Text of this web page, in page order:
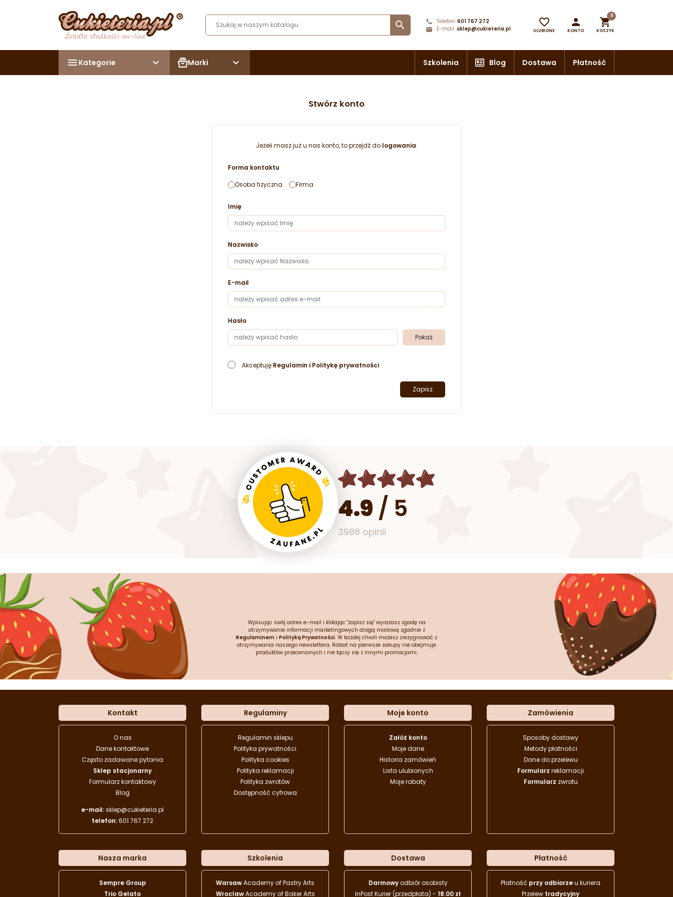
 Telefon: 601 767 272
E-mail: sklep@cukieteria.pl

ULUBIONE

KONTO

0
KOSZYK
Kategorie Marki Szkolenia Blog Dostawa Płatność
Stwórz konto
Jeżeli masz już u nas konto, to przejdź do logowania.
Forma kontaktu
Osoba fizyczna
Firma
Imię
Nazwisko
E-mail
Hasło
Pokaż
Akceptuję Regulamin i Politykę prywatności
Zapisz
4.9 / 5
3988 opinii
Wpisując swój adres e-mail i klikając "zapisz się" wyrażasz zgodę na
otrzymywanie informacji marketingowych drogą mailową zgodnie z
Regulaminem i Polityką Prywatności. W każdej chwili możesz zrezygnować z
otrzymywania naszego newslettera. Rabat na pierwsze zakupy nie obejmuje
produktów przecenionych i nie łączy się z innymi promocjami.
Kontakt
O nas
Dane kontaktowe
Często zadawane pytania
Sklep stacjonarny
Formularz kontaktowy
Blog
e-mail:sklep@cukieteria.pl
telefon:601 767 272
Regulaminy
Regulamin sklepu
Polityka prywatności
Polityka cookies
Polityka reklamacji
Polityka zwrotów
Dostępność cyfrowa
Moje konto
Załóż konto
Moje dane
Historia zamówień
Lista ulubionych
Moje rabaty
Zamówienia
Sposoby dostawy
Metody płatności
Dane do przelewu
Formularz reklamacji
Formularz zwrotu
Nasza marka
Sempre Group
Trio Gelato
Szkolenia
WarsawAcademy of Pastry Arts
WroclawAcademy of Baker Arts
Dostawa
Darmowyodbiór osobisty
InPost Kurier (przedpłata) - 18.00 zł
Płatność
Płatność przy odbiorzeu kuriera
Przelew tradycyjny